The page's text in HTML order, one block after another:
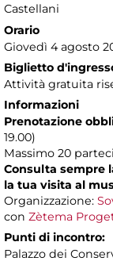
Castellani
Orario
Giovedì 4 agosto
Biglietto
Attività gratuita
Informazioni
Prenotazione
19.00)
Massimo 20
Consulta sempre
la tua visita al
Organizzazione:
con Zètema
Punti di incontro:
Palazzo dei